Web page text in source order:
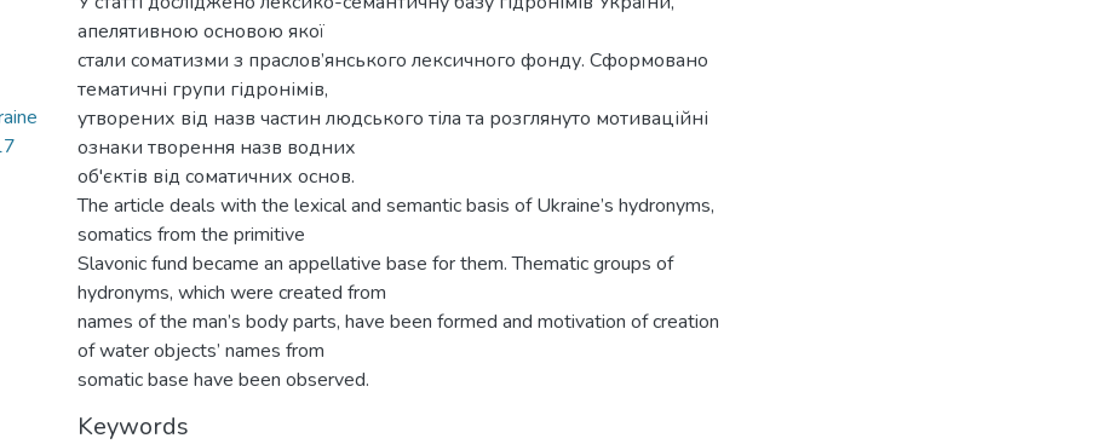
апелятивною основою якої
стали соматизми з праслов’янського лексичного фонду. Сформовано
тематичні групи гідронімів,
утворених від назв частин людського тіла та розглянуто мотиваційні
ознаки творення назв водних
об'єктів від соматичних основ.
The article deals with the lexical and semantic basis of Ukraine’s hydronyms,
somatics from the primitive
Slavonic fund became an appellative base for them. Thematic groups of
hydronyms, which were created from
names of the man’s body parts, have been formed and motivation of creation
of water objects’ names from
somatic base have been observed.
Keywords